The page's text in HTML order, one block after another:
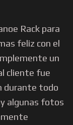
Rack para
feliz con el
un
cliente fue
durante todo
algunas fotos